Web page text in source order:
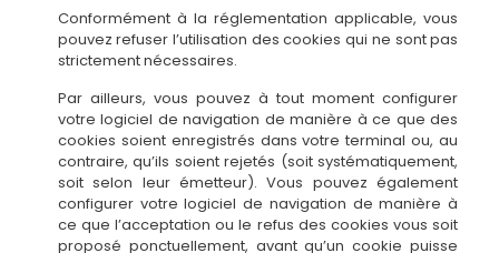
Conformément à la réglementation applicable, vous
pouvez refuser l’utilisation des cookies qui ne sont pas
strictement nécessaires.
Par ailleurs, vous pouvez à tout moment configurer
votre logiciel de navigation de manière à ce que des
cookies soient enregistrés dans votre terminal ou, au
contraire, qu’ils soient rejetés (soit systématiquement,
soit selon leur émetteur). Vous pouvez également
configurer votre logiciel de navigation de manière à
ce que l’acceptation ou le refus des cookies vous soit
proposé ponctuellement, avant qu’un cookie puisse